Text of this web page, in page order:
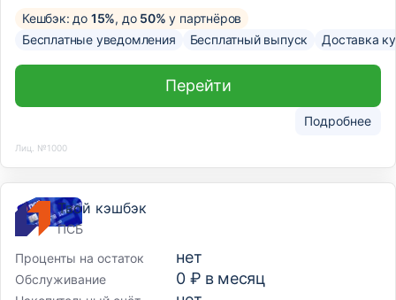
Кешбэк: до 15%, до 50% у партнёров
Бесплатные уведомления
Бесплатный выпуск Доставка
Подробнее
Перейти
Лиц. №1000
Твой кэшбэк
ПСБ
Проценты на остаток
нет
Обслуживание 0 ₽ в месяц